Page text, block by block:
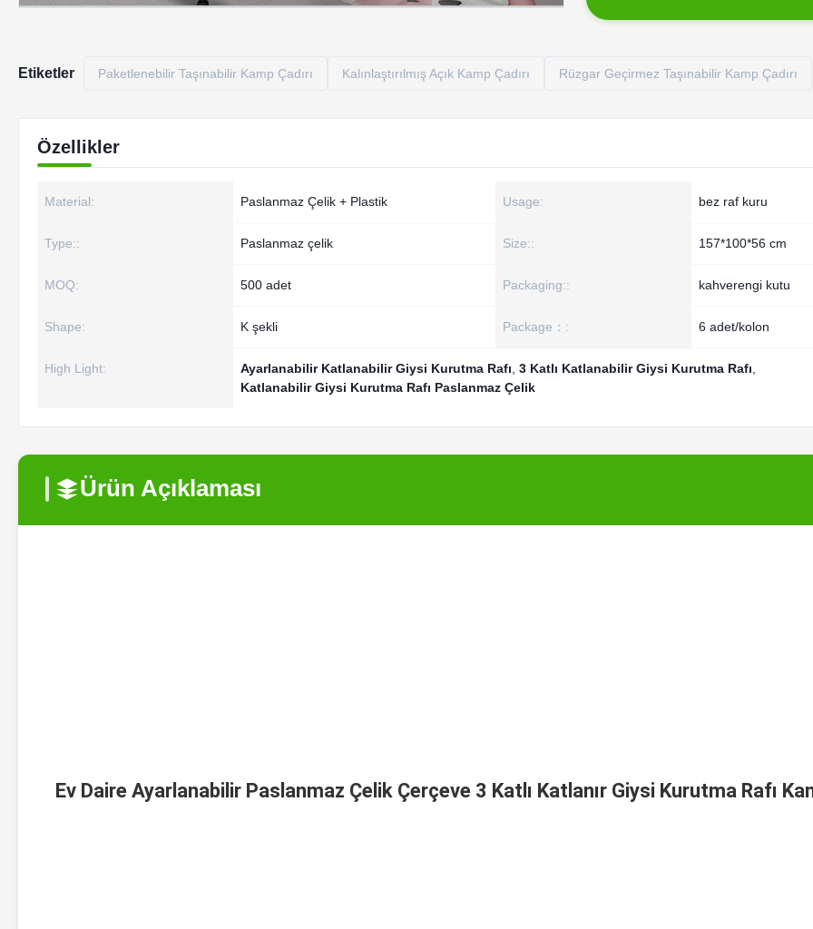
Etiketler Paketlenebilir Taşınabilir Kamp Çadırı Kalınlaştırılmış Açık Kamp Çadırı Rüzgar Geçirmez Taşınabilir Kamp Çadırı
Özellikler
Material: Paslanmaz Çelik + Plastik Usage: bez raf kuru
Type:: Paslanmaz çelik Size:: 157*100*56 cm
MOQ: 500 adet Packaging:: kahverengi kutu
Shape: K şekli Package：: 6 adet/kolon
High Light: Ayarlanabilir Katlanabilir Giysi Kurutma Rafı 3 Katlı Katlanabilir Giysi Kurutma Rafı
Katlanabilir Giysi Kurutma Rafı Paslanmaz Çelik
Ürün Açıklaması
Ev Daire Ayarlanabilir Paslanmaz Çelik Çerçeve 3 Katlı Katlanır Giysi Kurutma Rafı